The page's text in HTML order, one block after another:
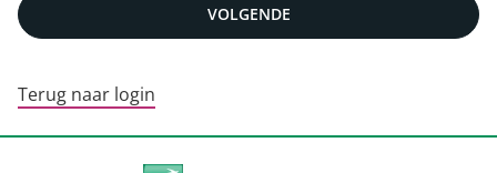
VOLGENDE
Terug naar login